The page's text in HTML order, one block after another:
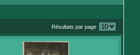
Résultats par page